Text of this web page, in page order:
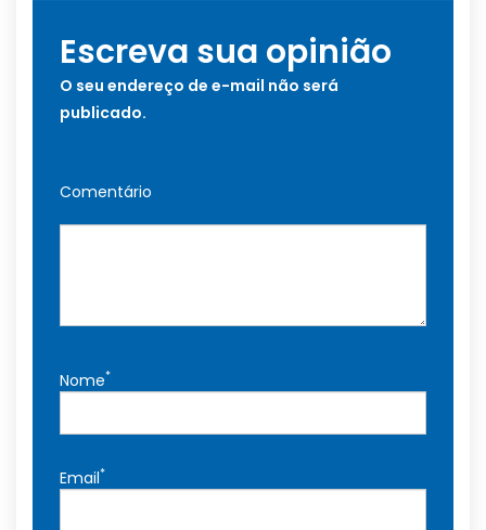
Escreva sua opinião
O seu endereço de e-mail não será
publicado.
Comentário
Nome*
Email*